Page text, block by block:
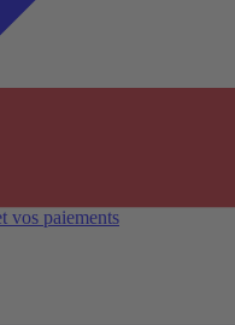
vos paiements